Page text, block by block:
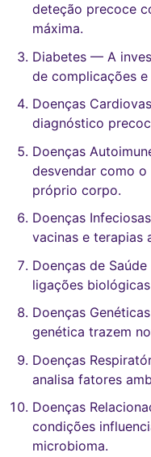
deteção precoce
máxima.
Diabetes — A
de complicações
Doenças
diagnóstico
Doenças
desvendar como
próprio corpo.
Doenças
vacinas e terapias
Doenças de
ligações
Doenças
genética trazem
Doenças
analisa fatores
Doenças
condições
microbioma.